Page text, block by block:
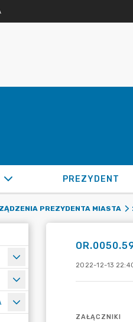
PREZYDENT
PREZYDENTA MIASTA
2022-12-13
ZAŁĄCZNIKI